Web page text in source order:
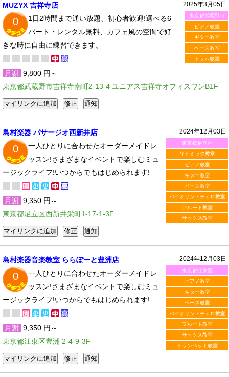
2025年3月05日
東京都武蔵野市
ピアノ教室
ギター教室
ベース教室
ドラム教室
MUZYX 吉祥寺店
0
1日2時間まで通い放題、初心者歓迎!選べる6
パート・レンタル無料、カフェ風の空間で好
きな時に自由に練習できます。
月謝 9,800 円～
東京都武蔵野市吉祥寺南町2-13-4 ユニアス吉祥寺オフィスワンB1F
2024年12月03日
東京都足立区
リトミック教室
ピアノ教室
ギター教室
ベース教室
バイオリン・チェロ教室
フルート教室
サックス教室
島村楽器 パサージオ西新井店
0
一人ひとりに合わせたオーダーメイドレ
ッスン!さまざまなイベントで楽しむミュ
ージックライフ!いつからでもはじめられます!
月謝 9,350 円～
東京都足立区西新井栄町1-17-1-3F
2024年12月03日
東京都江東区
ピアノ教室
ギター教室
ベース教室
バイオリン・チェロ教室
フルート教室
サックス教室
トランペット教室
島村楽器音楽教室 ららぽーと豊洲店
0
一人ひとりに合わせたオーダーメイドレ
ッスン!さまざまなイベントで楽しむミュ
ージックライフ!いつからでもはじめられます!
月謝 9,350 円～
東京都江東区豊洲 2-4-9-3F